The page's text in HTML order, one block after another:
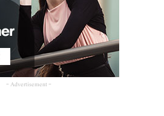
- Advertisement -